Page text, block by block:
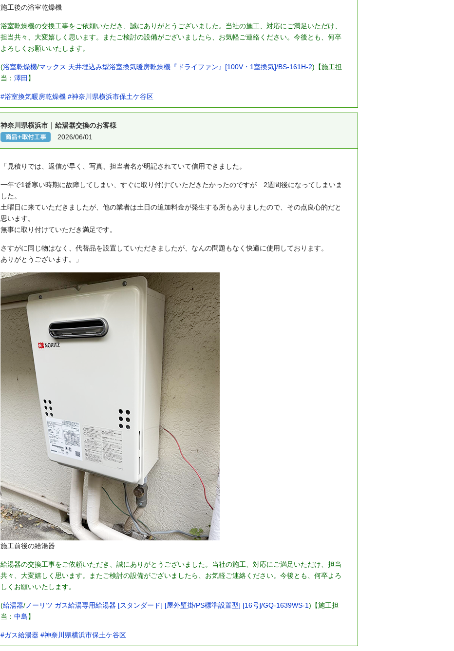
施工後の浴室乾燥機
浴室乾燥機の交換工事をご依頼いただき、誠にありがとうございました。当社の施工、対応にご満足いただけ、
担当共々、大変嬉しく思います。またご検討の設備がございましたら、お気軽ご連絡ください。今後とも、何卒
よろしくお願いいたします。
(浴室乾燥機/マックス 天井埋込み型浴室換気暖房乾燥機『ドライファン』[100V・1室換気]/BS-161H-2)【施工担
当： 澤田 】
#浴室換気暖房乾燥機 #神奈川県横浜市保土ケ谷区
神奈川県横浜市｜給湯器交換のお客様
2026/06/01
「見積りでは、返信が早く、写真、担当者名が明記されていて信用できました。
一年で1番寒い時期に故障してしまい、すぐに取り付けていただきたかったのですが 2週間後になってしまいま
した。
土曜日に来ていただきましたが、他の業者は土日の追加料金が発生する所もありましたので、その点良心的だと
思います。
無事に取り付けていただき満足です。
さすがに同じ物はなく、代替品を設置していただきましたが、なんの問題もなく快適に使用しております。
ありがとうございます。」
施工前後の給湯器
給湯器の交換工事をご依頼いただき、誠にありがとうございました。当社の施工、対応にご満足いただけ、担当
共々、大変嬉しく思います。またご検討の設備がございましたら、お気軽ご連絡ください。今後とも、何卒よろ
しくお願いいたします。
(給湯器/ ノーリツ ガス給湯専用給湯器 [スタンダード] [屋外壁掛/PS標準設置型] [16号]/GQ-1639WS-1)【施工担
当： 中島】
#ガス給湯器 #神奈川県横浜市保土ケ谷区